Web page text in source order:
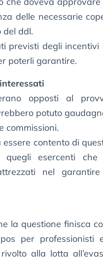
delle necessarie
del ddl.
previsti degli
poterli garantire.
opposti al
potuto
commissioni.
contento di
quegli esercenti
nel
la questione finisca
per professionisti
alla lotta